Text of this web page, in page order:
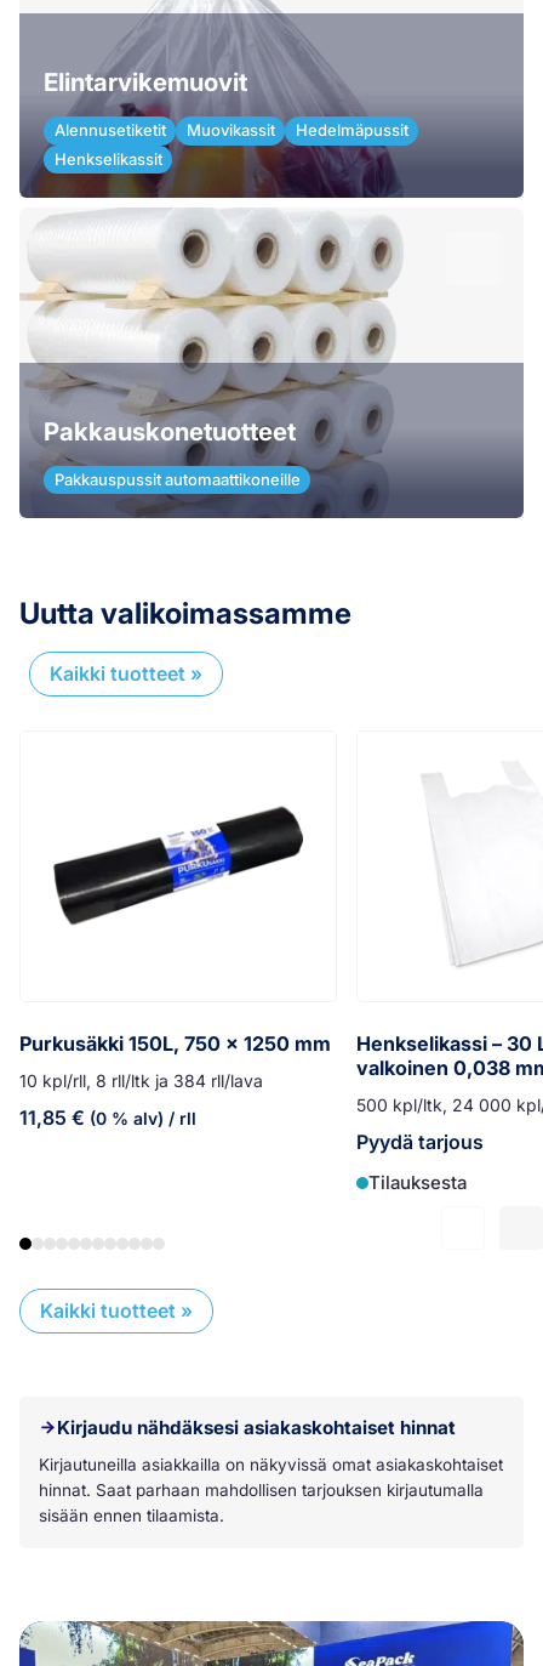
Elintarvikemuovit
Alennusetiketit Muovikassit
Hedelmäpussit
Henkselikassit
Pakkauskone­tuotteet
Pakkauspussit automaattikoneille
Uutta valikoimassamme
Kaikki tuotteet »
Purkusäkki 150L, 750 x 1250 mm
10 kpl/rll, 8 rll/ltk ja 384 rll/lava
11,85 € (0 % alv) / rll
Henkselikassi – 30
valkoinen 0,038
500 kpl/ltk, 24 000
Pyydä tarjous
Tilauksesta
Kaikki tuotteet »
Kirjaudu nähdäksesi asiakaskohtaiset hinnat
Kirjautuneilla asiakkailla on näkyvissä omat asiakaskohtaiset
hinnat. Saat parhaan mahdollisen tarjouksen kirjautumalla
sisään ennen tilaamista.